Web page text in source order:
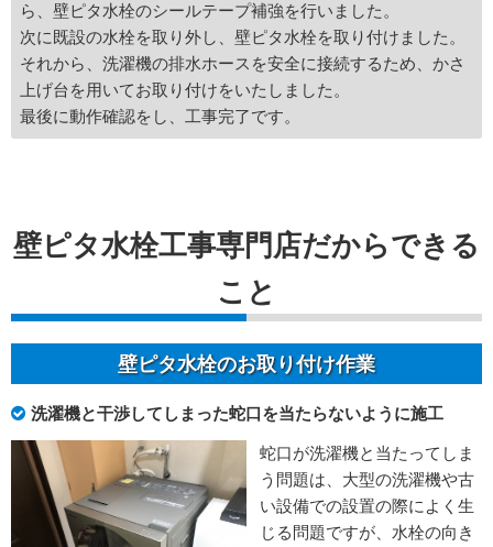
ら、壁ピタ水栓のシールテープ補強を行いました。
次に既設の水栓を取り外し、壁ピタ水栓を取り付けました。
それから、洗濯機の排水ホースを安全に接続するため、かさ
上げ台を用いてお取り付けをいたしました。
最後に動作確認をし、工事完了です。
壁ピタ水栓工事専門店だからできる
こと
壁ピタ水栓のお取り付け作業
洗濯機と干渉してしまった蛇口を当たらないように施工
蛇口が洗濯機と当たってしま
う問題は、大型の洗濯機や古
い設備での設置の際によく生
じる問題ですが、水栓の向き